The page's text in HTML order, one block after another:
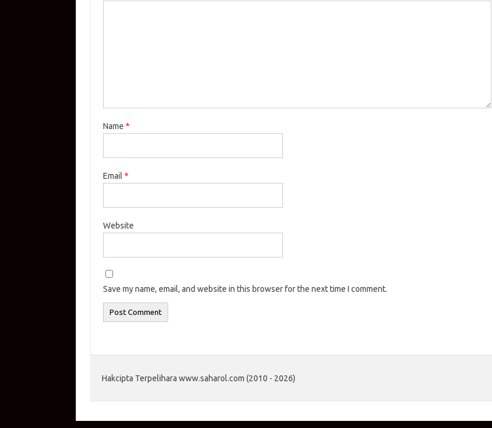
Name *
Email *
Website
Save my name, email, and website in this browser for the next time I comment.
Hakcipta Terpelihara www.saharol.com (2010 - 2026)